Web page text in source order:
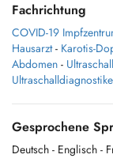
drweber.lu
T:270205
Fachrichtung
COVID-19
Hausarzt - Karotis-
Abdomen -
Gesprochene
Deutsch - Englisch -